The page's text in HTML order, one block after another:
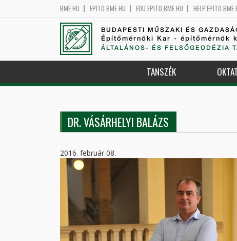
BME.HU EPITO.BME.HU EDU.EPITO.BME.HU
BUDAPESTI MŰSZAKI ÉS
Építőmérnöki Kar - építőmérnök
ÁLTALÁNOS- ÉS FELSŐGEODÉZIA
TANSZÉK
DR. VÁSÁRHELYI BALÁZS
2016. február 08.